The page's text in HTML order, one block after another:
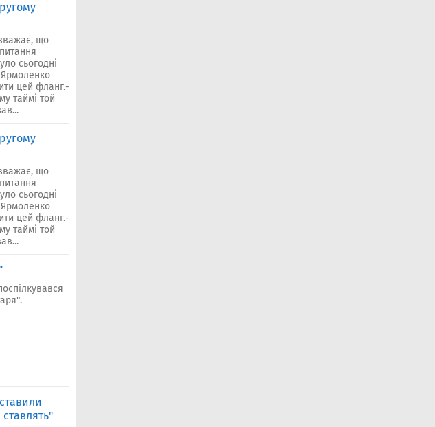
що
сьогодні
цей фланг.-
таймі той
що
сьогодні
цей фланг.-
таймі той